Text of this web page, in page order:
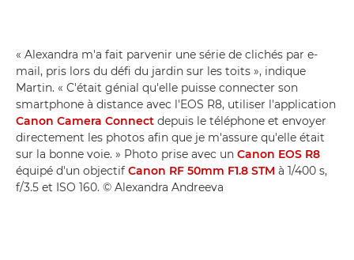
« Alexandra m'a fait parvenir une série de clichés par e-
mail, pris lors du défi du jardin sur les toits », indique
Martin. « C'était génial qu'elle puisse connecter son
smartphone à distance avec l'EOS R8, utiliser l'application
Canon Camera Connect depuis le téléphone et envoyer
directement les photos afin que je m'assure qu'elle était
sur la bonne voie. » Photo prise avec un Canon EOS R8
équipé d'un objectif Canon RF 50mm F1.8 STM à 1/400 s,
f/3.5 et ISO 160. © Alexandra Andreeva